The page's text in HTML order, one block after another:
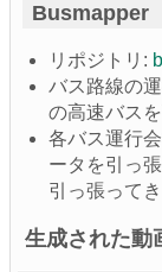
Busmapper
リポジトリ:
バス路線の
の高速バス
各バス運行
ータを引っ
引っ張って
生成された動